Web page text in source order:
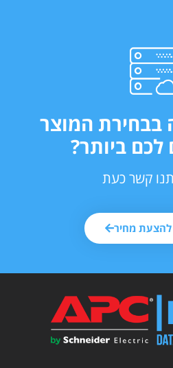
בבחירת המוצר
ביותר?
קשר כעת
מחיר